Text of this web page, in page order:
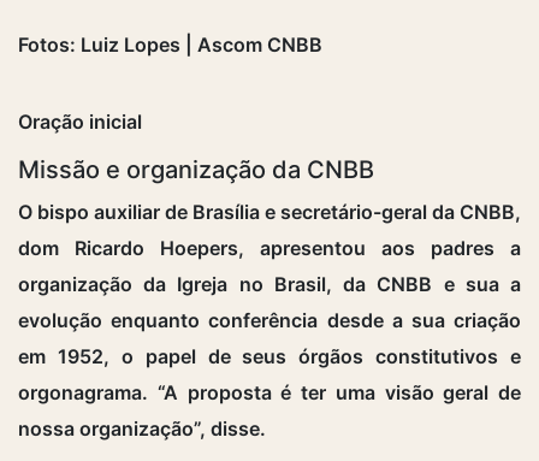
Fotos: Luiz Lopes | Ascom CNBB
Oração inicial
Missão e organização da CNBB
O bispo auxiliar de Brasília e secretário-geral da CNBB,
dom Ricardo Hoepers, apresentou aos padres a
organização da Igreja no Brasil, da CNBB e sua a
evolução enquanto conferência desde a sua criação
em 1952, o papel de seus órgãos constitutivos e
orgonagrama. “A proposta é ter uma visão geral de
nossa organização”, disse.